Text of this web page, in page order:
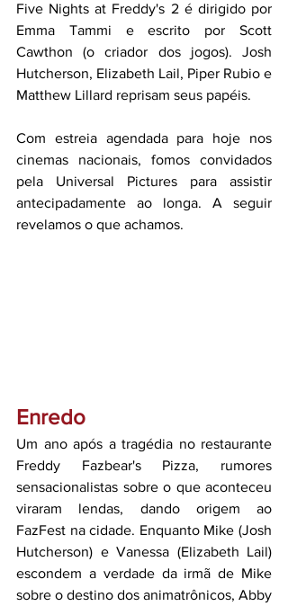
Five Nights at Freddy's 2 é dirigido por
Emma Tammi e escrito por Scott
Cawthon (o criador dos jogos). Josh
Hutcherson, Elizabeth Lail, Piper Rubio e
Matthew Lillard reprisam seus papéis.
Com estreia agendada para hoje nos
cinemas nacionais, fomos convidados
pela Universal Pictures para assistir
antecipadamente ao longa. A seguir
revelamos o que achamos.
Enredo
Um ano após a tragédia no restaurante
Freddy Fazbear's Pizza, rumores
sensacionalistas sobre o que aconteceu
viraram lendas, dando origem ao
FazFest na cidade. Enquanto Mike (Josh
Hutcherson) e Vanessa (Elizabeth Lail)
escondem a verdade da irmã de Mike
sobre o destino dos animatrônicos, Abby